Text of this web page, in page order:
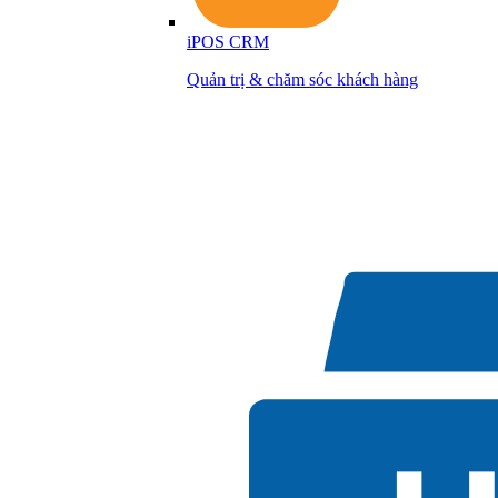
iPOS CRM
Quản trị & chăm sóc khách hàng